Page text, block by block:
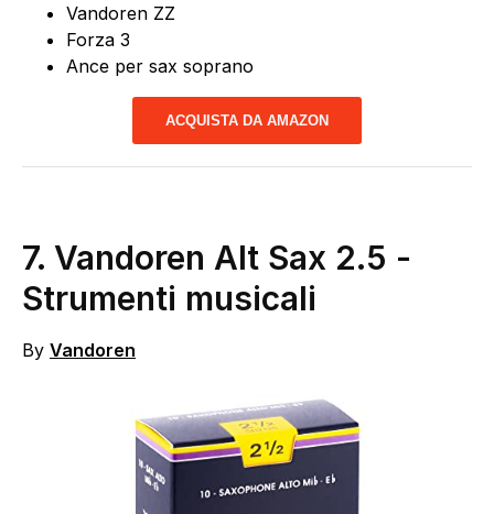
Vandoren ZZ
Forza 3
Ance per sax soprano
ACQUISTA DA AMAZON
7. Vandoren Alt Sax 2.5 -
Strumenti musicali
By Vandoren